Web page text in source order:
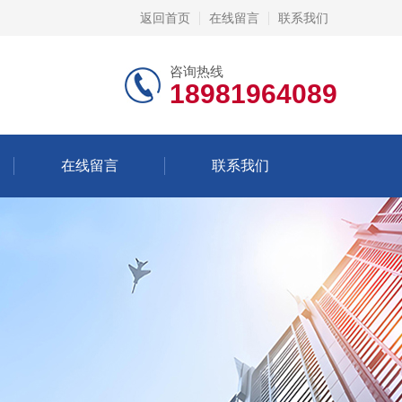
返回首页 在线留言 联系我们
咨询热线
18981964089
在线留言 联系我们